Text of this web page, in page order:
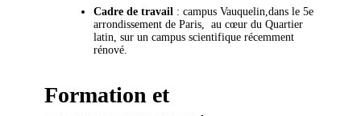
Cadre de travail : campus Vauquelin,dans le 5e
arrondissement de Paris, au cœur du Quartier
latin, sur un campus scientifique récemment
rénové.
Formation et